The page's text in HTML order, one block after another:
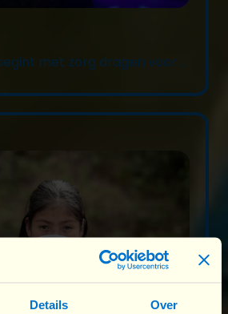
Details Over
met zorg dragen voor ...